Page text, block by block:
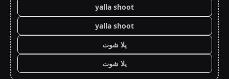
yalla shoot
yalla shoot
يلا شوت
يلا شوت